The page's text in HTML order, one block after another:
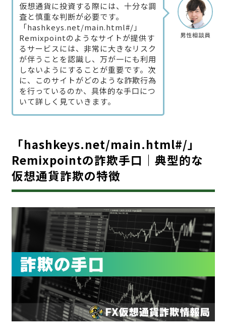
男性相談員
仮想通貨に投資する際には、十分な調
査と慎重な判断が必要です。
「hashkeys.net/main.html#/」
Remixpointのようなサイトが提供す
るサービスには、非常に大きなリスク
が伴うことを認識し、万が一にも利用
しないようにすることが重要です。次
に、このサイトがどのような詐欺行為
を行っているのか、具体的な手口につ
いて詳しく見ていきます。
「hashkeys.net/main.html#/」
Remixpointの詐欺手口｜典型的な
仮想通貨詐欺の特徴